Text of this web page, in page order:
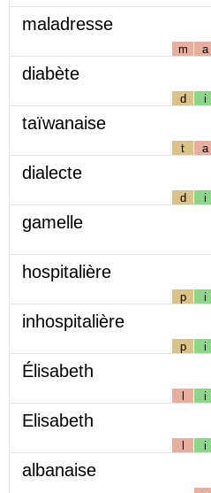
maladresse
m a
diabète
d i
taïwanaise
t a
dialecte
d i
gamelle
hospitalière
p i
inhospitalière
p i
Élisabeth
l i
Elisabeth
l i
albanaise